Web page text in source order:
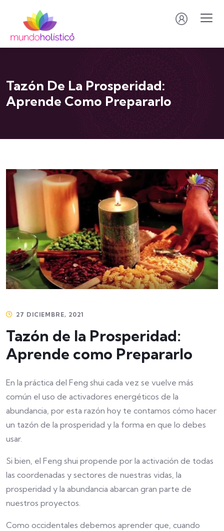
Tazón De La Prosperidad:
Aprende Como Prepararlo
27 DICIEMBRE, 2021
Tazón de la Prosperidad:
Aprende como Prepararlo
En la práctica del Feng shui cada vez se vuelve más
común el uso de activadores energéticos de la
abundancia, por esta razón hoy te contamos cómo hacer
un tazón de la prosperidad y la forma en que lo debes
usar.
Si bien, el Feng shui propende por la activación de todas
las coordenadas y sectores de nuestras vidas, la
prosperidad y la abundancia abarcan gran parte de
nuestros proyectos.
Como occidentales debemos aprender que, cuando